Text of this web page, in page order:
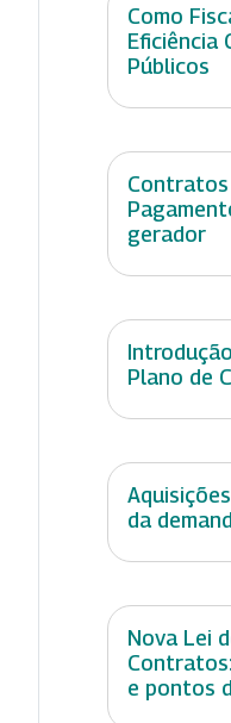
Como
Eficiência
Públicos
gerador
Plano de
da
Nova Lei
e pontos